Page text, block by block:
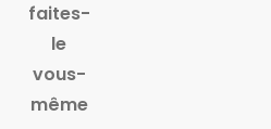
faites-
le
vous-
même